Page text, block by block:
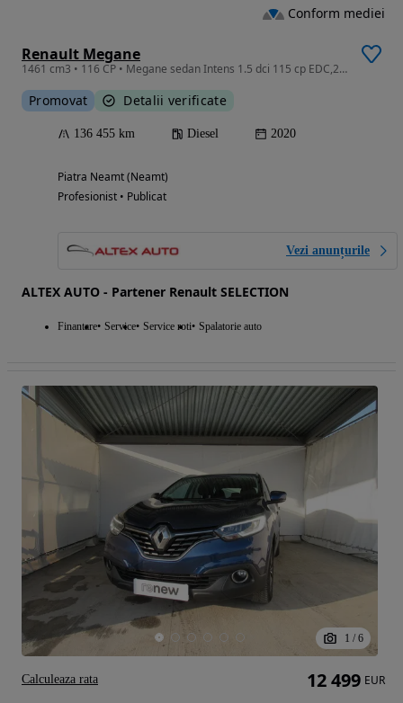
Renault Megane
1461 cm3 • 116 CP • Megane sedan Intens 1.5 dci 115 cp EDC,2020,unic proprietar,tva ded.
Promovat Detalii verificate
136 455 km Diesel 2020
Piatra Neamt (Neamt)
Profesionist • Publicat
Vezi anunțurile
ALTEX AUTO - Partener Renault SELECTION
Finantare Service Service roti Spalatorie auto
Conform mediei
1 / 6
12 499 EUR
Calculeaza rata